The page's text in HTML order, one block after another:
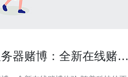
器赌博：全新在线赌博